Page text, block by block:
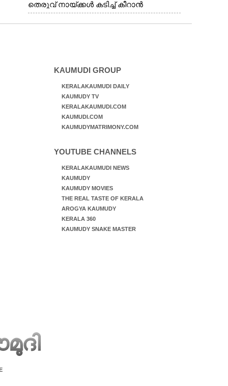
തെരുവ് നായ്ക്കൾ കടിച്ച് കീറാൻ
വന്നതോടെ വയറിന്റെ ആന്തൽ മറന്ന്
ജീവന് വേണ്ടിയായി ഓട്ടം. എറണാകുളം
KAUMUDI GROUP
KERALAKAUMUDI DAILY
KAUMUDY TV
KERALAKAUMUDI.COM
KAUMUDI.COM
KAUMUDYMATRIMONY.COM
YOUTUBE CHANNELS
KERALAKAUMUDI NEWS
KAUMUDY
KAUMUDY MOVIES
THE REAL TASTE OF KERALA
AROGYA KAUMUDY
KERALA 360
KAUMUDY SNAKE MASTER